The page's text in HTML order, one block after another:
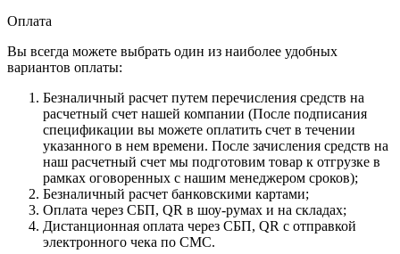
Оплата
Вы всегда можете выбрать один из наиболее удобных
вариантов оплаты:
Безналичный расчет путем перечисления средств на
расчетный счет нашей компании (После подписания
спецификации вы можете оплатить счет в течении
указанного в нем времени. После зачисления средств на
наш расчетный счет мы подготовим товар к отгрузке в
рамках оговоренных с нашим менеджером сроков);
Безналичный расчет банковскими картами;
Оплата через СБП, QR в шоу-румах и на складах;
Дистанционная оплата через СБП, QR с отправкой
электронного чека по СМС.